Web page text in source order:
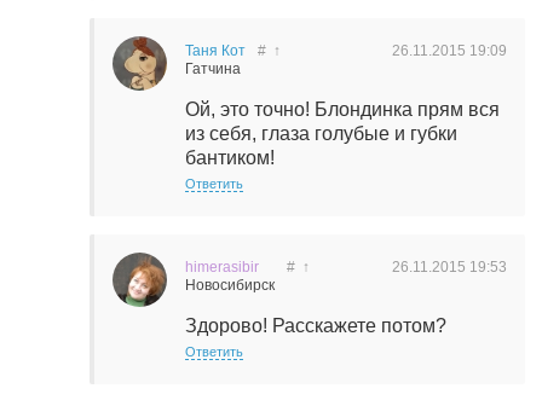
Таня Кот
Гатчина
26.11.2015 19:09
# ↑
Ой, это точно! Блондинка прям вся
из себя, глаза голубые и губки
бантиком!
Ответить
himerasibir
Новосибирск
26.11.2015 19:53
# ↑
Здорово! Расскажете потом?
Ответить